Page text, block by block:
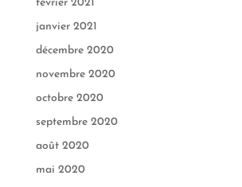
février 2021
janvier 2021
décembre 2020
novembre 2020
octobre 2020
septembre 2020
août 2020
mai 2020